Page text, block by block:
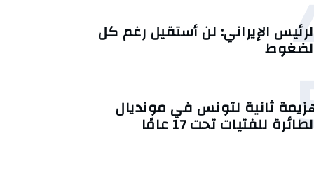
الإيراني: لن أستقيل رغم كل
ثانية لتونس في مونديال
للفتيات تحت 17 عامًا